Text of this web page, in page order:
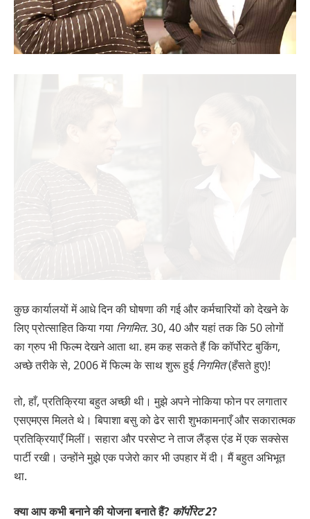
कुछ कार्यालयों में आधे दिन की घोषणा की गई और कर्मचारियों को देखने के
लिए प्रोत्साहित किया गया निगमित. 30, 40 और यहां तक ​​कि 50 लोगों
का ग्रुप भी फिल्म देखने आता था. हम कह सकते हैं कि कॉर्पोरेट बुकिंग,
अच्छे तरीके से, 2006 में फिल्म के साथ शुरू हुईनिगमित(हँसते हुए)!
तो, हाँ, प्रतिक्रिया बहुत अच्छी थी। मुझे अपने नोकिया फोन पर लगातार
एसएमएस मिलते थे। बिपाशा बसु को ढेर सारी शुभकामनाएँ और सकारात्मक
प्रतिक्रियाएँ मिलीं। सहारा और परसेप्ट ने ताज लैंड्स एंड में एक सक्सेस
पार्टी रखी। उन्होंने मुझे एक पजेरो कार भी उपहार में दी। मैं बहुत अभिभूत
था.
क्या आप कभी बनाने की योजना बनाते हैं? कॉर्पोरेट 2?